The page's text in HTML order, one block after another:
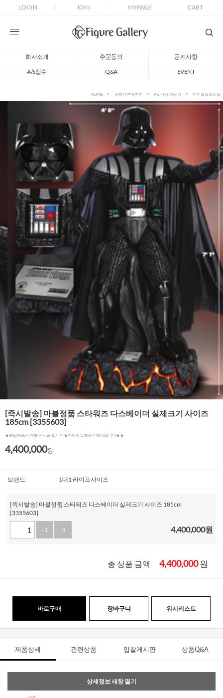
LOGIN JOIN MYPAGE CART
회사소개 주문동의
공지사항
A/S접수
Q&A EVENT
HOME 공통기본대분류 FG 기타 피규어 미진열품절상품
[즉시발송] 마블정품 스타워즈 다스베이더 실제크기 사이즈
185cm [3355603]
★해당제품은 개봉 전시품 입니다★마지막 1개남은 재고입니다★★
4,400,000원
브랜드 1대1 라이프사이즈
[즉시발송] 마블정품 스타워즈 다스베이더 실제크기 사이즈 185cm
[3355603]
+1 -1 4,400,000원
총 상품 금액 4,400,000원
바로구매 장바구니 위시리스트
제품상세 관련상품 입찰게시판 상품Q&A
상세정보 새창 열기